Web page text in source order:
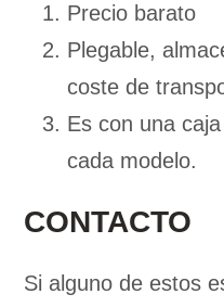
Precio barato
Plegable,
coste de
Es con una
cada modelo.
CONTACTO
Si alguno de estos